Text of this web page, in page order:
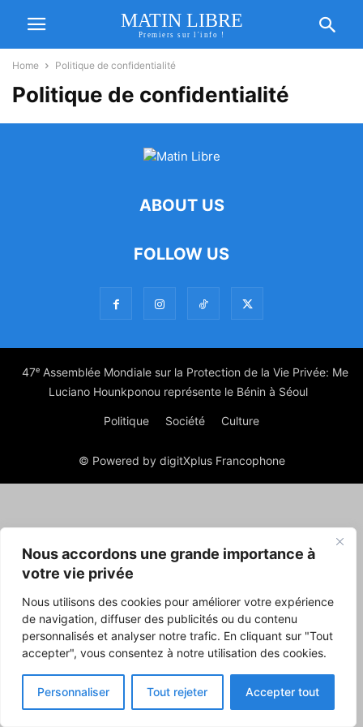
Nous accordons une grande importance à
votre vie privée
Nous utilisons des cookies pour améliorer votre expérience
de navigation, diffuser des publicités ou du contenu
personnalisés et analyser notre trafic. En cliquant sur "Tout
accepter", vous consentez à notre utilisation des cookies.
Personnaliser Tout rejeter Accepter tout
MATIN LIBRE
Premiers sur l'info !
Home Politique de confidentialité
Politique de confidentialité
ABOUT US
FOLLOW US
47ᵉ Assemblée Mondiale sur la Protection de la Vie Privée: Me
Luciano Hounkponou représente le Bénin à Séoul
Politique Société Culture
© Powered by digitXplus Francophone